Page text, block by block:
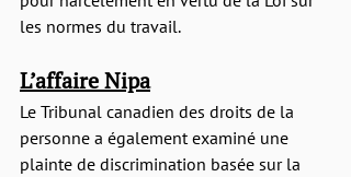
les normes du travail.
L’affaire Nipa
Le Tribunal canadien des droits de la
personne a également examiné une
plainte de discrimination basée sur la